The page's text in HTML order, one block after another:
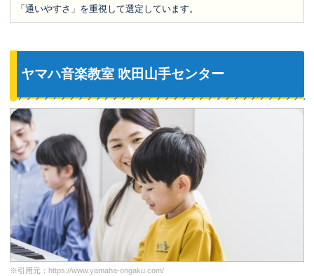
「通いやすさ」を重視して選定しています。
ヤマハ音楽教室 吹田山手センター
※引用元： https://www.yamaha-ongaku.com/